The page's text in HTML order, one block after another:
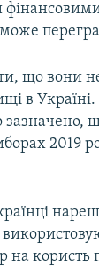
що вони
в Україні.
2019
на